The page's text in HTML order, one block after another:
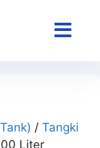
/ Tangki
Liter